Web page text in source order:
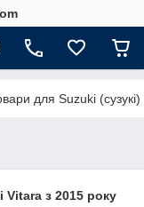
для Suzuki (сузукі)
Vitara з 2015 року